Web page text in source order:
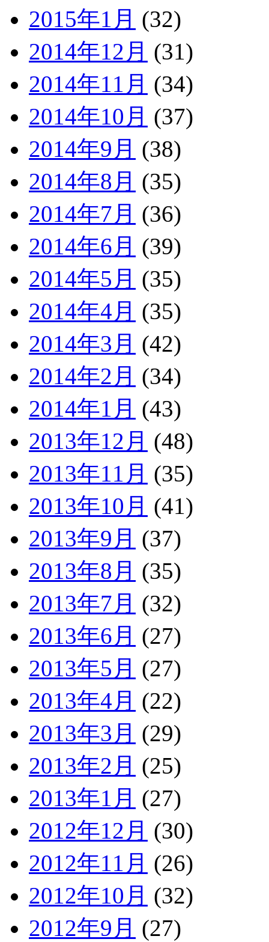
2015年1月 (32)
2014年12月 (31)
2014年11月 (34)
2014年10月 (37)
2014年9月 (38)
2014年8月 (35)
2014年7月 (36)
2014年6月 (39)
2014年5月 (35)
2014年4月 (35)
2014年3月 (42)
2014年2月 (34)
2014年1月 (43)
2013年12月 (48)
2013年11月 (35)
2013年10月 (41)
2013年9月 (37)
2013年8月 (35)
2013年7月 (32)
2013年6月 (27)
2013年5月 (27)
2013年4月 (22)
2013年3月 (29)
2013年2月 (25)
2013年1月 (27)
2012年12月 (30)
2012年11月 (26)
2012年10月 (32)
2012年9月 (27)